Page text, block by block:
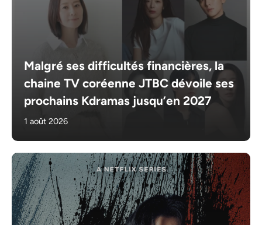
Malgré ses difficultés financières, la
chaine TV coréenne JTBC dévoile ses
prochains Kdramas jusqu’en 2027
1 août 2026